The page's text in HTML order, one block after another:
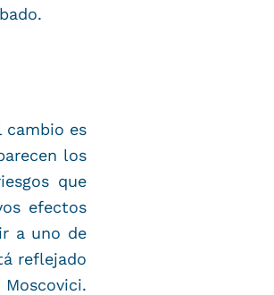
cambio es
los
que
efectos
a uno de
reflejado